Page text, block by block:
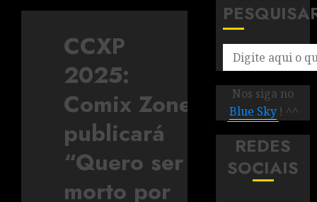
CCXP
2025:
Comix Zone
publicará
“Quero ser
morto por
Nos siga no
Blue Sky ! ^^
REDES
SOCIAIS